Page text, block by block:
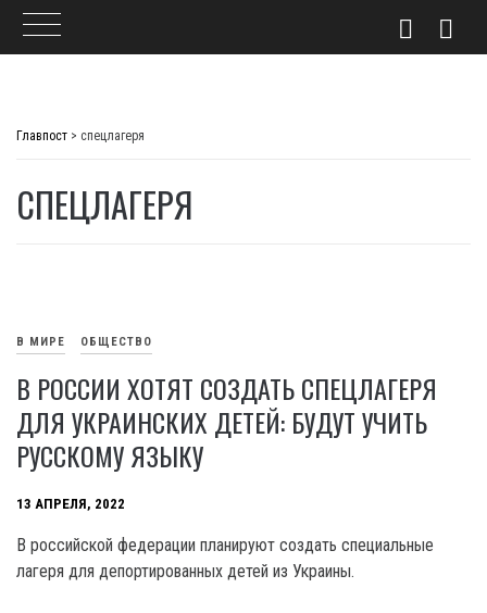
Главпост > спецлагеря
СПЕЦЛАГЕРЯ
В МИРЕ ОБЩЕСТВО
В РОССИИ ХОТЯТ СОЗДАТЬ СПЕЦЛАГЕРЯ
ДЛЯ УКРАИНСКИХ ДЕТЕЙ: БУДУТ УЧИТЬ
РУССКОМУ ЯЗЫКУ
13 АПРЕЛЯ, 2022
В российской федерации планируют создать специальные
лагеря для депортированных детей из Украины.